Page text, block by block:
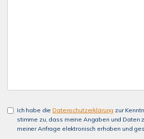
Ich habe die Datenschutzerklärung zur
stimme zu, dass meine Angaben und Daten
meiner Anfrage elektronisch erhoben und